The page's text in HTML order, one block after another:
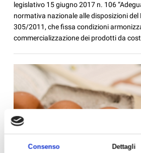
Consenso Dettagli
legislativo 15 giugno 2017 n. 106
normativa nazionale alle disposizioni del
305/2011, che fissa condizioni
commercializzazione dei prodotti da